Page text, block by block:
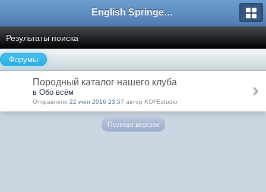
English Springer Spaniel Club
Результаты поиска
Форумы
Породный каталог нашего клуба
в Обо всём
Отправлено 22 июл 2016 23:57 автор KOFEstudio
Полная версия